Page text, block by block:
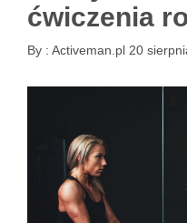
ćwiczenia
By : Activeman.pl 20